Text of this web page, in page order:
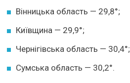
Вінницька область — 29,8°;
Київщина — 29,9°;
Чернігівська область — 30,4°;
Сумська область — 30,2°.